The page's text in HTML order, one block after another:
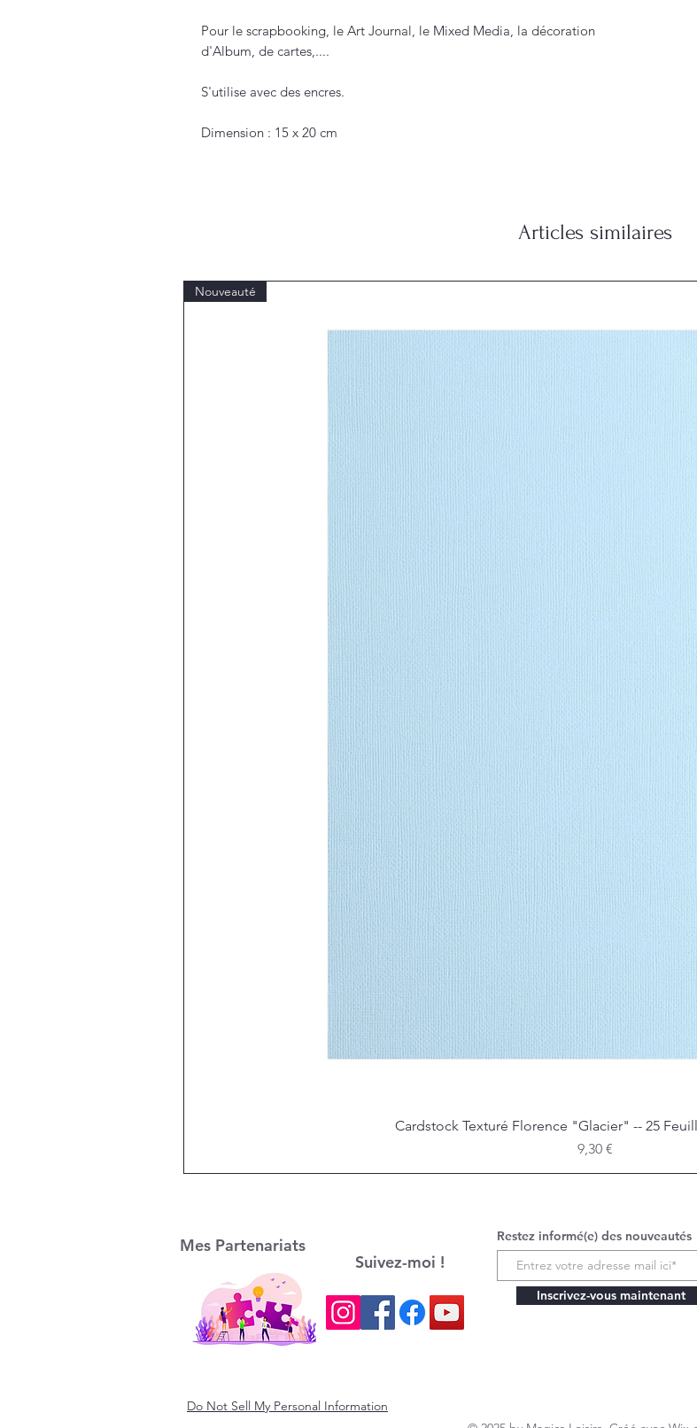
Pour le scrapbooking, le Art Journal, le Mixed Media, la décoration
d'Album, de cartes,....
S'utilise avec des encres.
Dimension : 15 x 20 cm
Articles similaires
Aperçu rapide
Nouveauté
Cardstock Texturé Florence "Glacier" -- 25
Prix
9,30 €
Mes Partenariats Restez informé(e) des nouveautés
Inscrivez-vous maintenant
Suivez-moi !
Do Not Sell My Personal Information